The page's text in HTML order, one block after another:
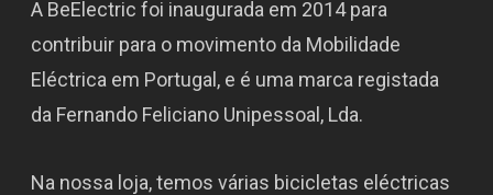
A BeElectric foi inaugurada em 2014 para
contribuir para o movimento da Mobilidade
Eléctrica em Portugal, e é uma marca registada
da Fernando Feliciano Unipessoal, Lda.
Na nossa loja, temos várias bicicletas eléctricas